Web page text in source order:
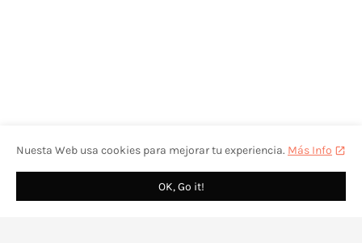
Nuesta Web usa cookies para mejorar tu experiencia. Más Info
OK, Go it!